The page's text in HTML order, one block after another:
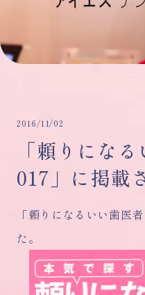
2016/11/02
「頼りにな
017」に掲載
「頼りになるいい歯医
た。